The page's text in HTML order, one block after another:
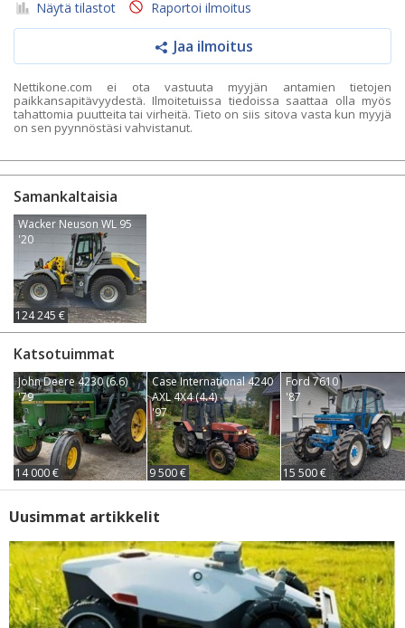
Näytä tilastot Raportoi ilmoitus
Jaa ilmoitus
Nettikone.com ei ota vastuuta myyjän antamien tietojen
paikkansapitävyydestä. Ilmoitetuissa tiedoissa saattaa olla myös
tahattomia puutteita tai virheitä. Tieto on siis sitova vasta kun myyjä
on sen pyynnöstäsi vahvistanut.
Samankaltaisia
Wacker Neuson WL 95
'20
124 245 €
Katsotuimmat
John Deere 4230 (6.6)
'79
14 000 €
Case International 4240
AXL 4X4 (4.4)
'97
9 500 €
Ford 7610
'87
15 500 €
Uusimmat artikkelit